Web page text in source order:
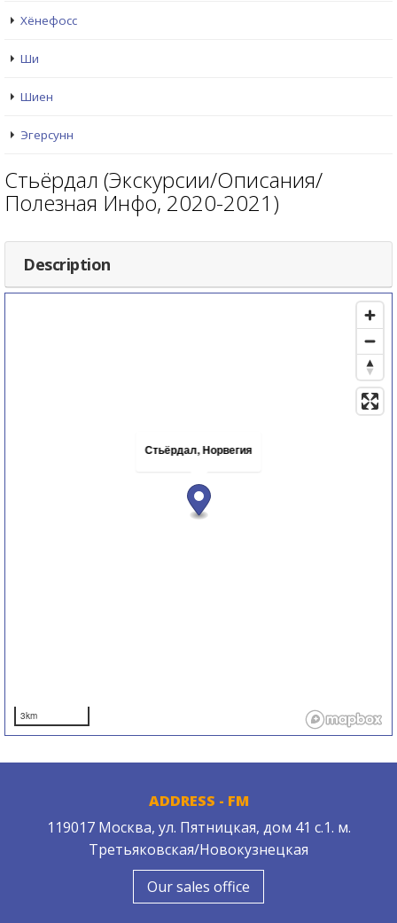
Хёнефосс
Ши
Шиен
Эгерсунн
Стьёрдал (Экскурсии/Описания/
Полезная Инфо, 2020-2021)
Description
3km
Стьёрдал, Норвегия
ADDRESS - FM
119017 Москва, ул. Пятницкая, дом 41 с.1. м.
Третьяковская/Новокузнецкая
Our sales office